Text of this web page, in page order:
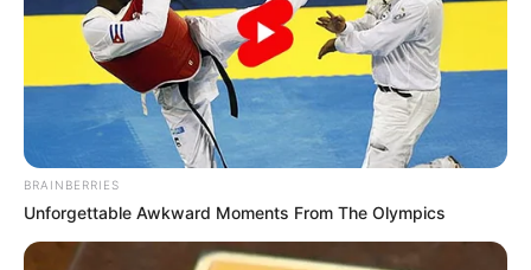
Εύβοια: Θρήνος για παλικάρι που δεν
κατάφερε να κρατηθεί στην ζωή
Σοβαρό τροχαίο στην Εύβοια: Ώρες αγωνίας
για γυναίκα
Ακολουθήστε το evianews.com στο Google
BRAINBERRIES
Unforgettable Awkward Moments From The Olympics